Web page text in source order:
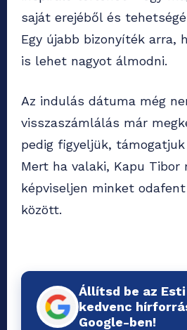
saját erejéből és
Egy újabb bizonyíték arra,
is lehet nagyot álmodni.
Az indulás dátuma még
visszaszámlálás már
pedig figyeljük,
Mert ha valaki, Kapu Tibor
képviseljen minket
között.
Állítsd be az
kedvenc
Google-ben!